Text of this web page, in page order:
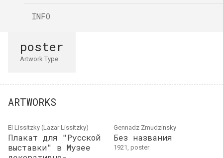
INFO
poster
Artwork Type
ARTWORKS
El Lissitzky (Lazar Lissitzky)
Плакат для "Русской
выставки" в Музее
Gennadz Zmudzinsky
Без названия
1921, poster